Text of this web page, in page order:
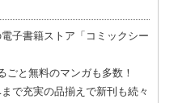
子書籍ストア「コミックシー
ごと無料のマンガも多数！
で充実の品揃えで新刊も続々